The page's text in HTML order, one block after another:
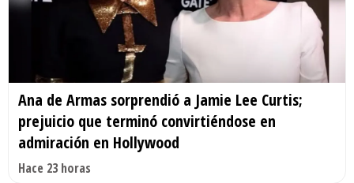
Ana de Armas sorprendió a Jamie Lee Curtis;
prejuicio que terminó convirtiéndose en
admiración en Hollywood
Hace 23 horas